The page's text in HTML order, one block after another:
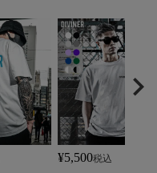
¥5,500税込